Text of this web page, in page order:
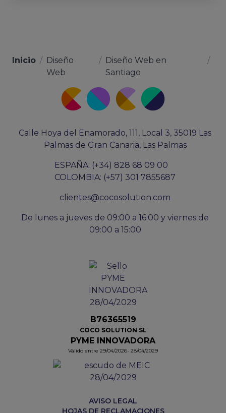
Inicio / Diseño
Web
/ Diseño Web en
Santiago
/
Calle Hoya del Enamorado, 111, Local 3, 35019 Las
Palmas de Gran Canaria, Las Palmas
ESPAÑA: (+34) 828 68 09 00
COLOMBIA: (+57) 301 7855687
clientes@cocosolution.com
De lunes a jueves de 09:00 a 16:00 y viernes de
09:00 a 15:00
B76365519
COCO SOLUTION SL
PYME INNOVADORA
Válido entre 29/04/2026- 28/04/2029
AVISO LEGAL
HOJAS DE RECLAMACIONES